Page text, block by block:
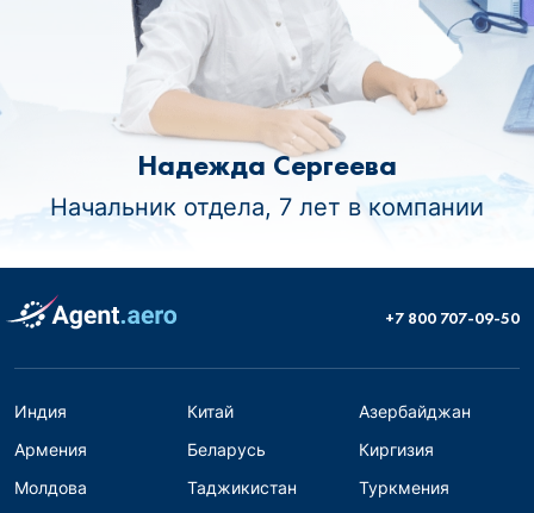
Надежда Сергеева
Начальник отдела, 7 лет в компании
+7 800 707-09-50
Индия Китай
Азербайджан
Армения
Беларусь
Киргизия
Молдова
Таджикистан
Туркмения